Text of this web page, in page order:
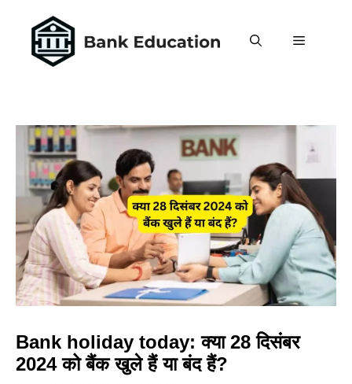
content
MENU
Bank holiday today: क्या 28 दिसंबर
2024 को बैंक खुले हैं या बंद हैं?